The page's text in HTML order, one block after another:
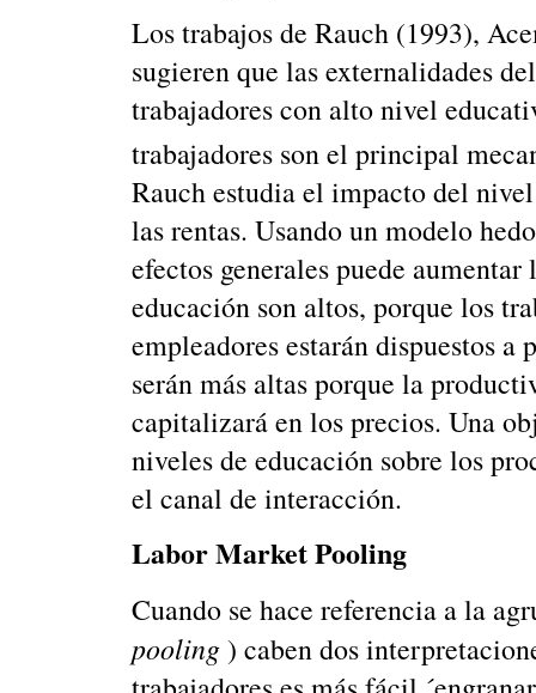
Los trabajos de Rauch (1993),
sugieren que las externalidades
trabajadores con alto nivel
trabajadores son el principal
Rauch estudia el impacto del
las rentas. Usando un modelo
efectos generales puede
educación son altos, porque los
empleadores estarán dispuestos a
serán más altas porque la
capitalizará en los precios. Una
niveles de educación sobre los
el canal de interacción.
Labor Market Pooling
Cuando se hace referencia a la
pooling) caben dos